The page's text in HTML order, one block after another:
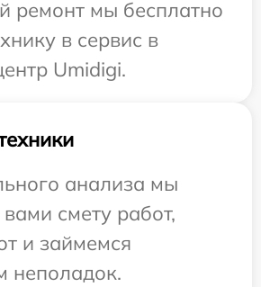
ремонт мы бесплатно
в сервис в
Umidigi.
анализа мы
смету работ,
и займемся
неполадок.